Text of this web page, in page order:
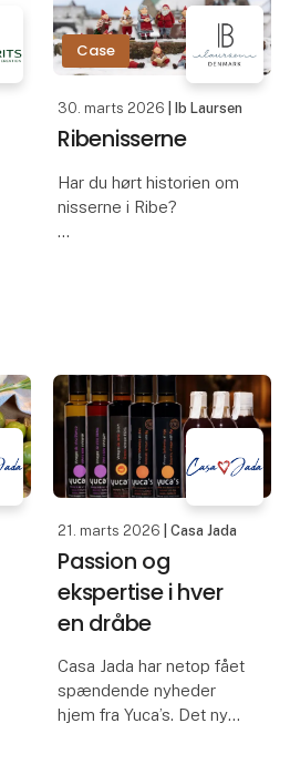
Case
30. marts 2026 | Ib Laursen
Ribenisserne
Har du hørt historien om
nisserne i Ribe?
Dengang boede
nisserne langs åen og
holdt
21. marts 2026 | Casa Jada
Passion og
ekspertise i hver
en dråbe
Casa Jada har netop fået
spændende nyheder
hjem fra Yuca’s. Det nye